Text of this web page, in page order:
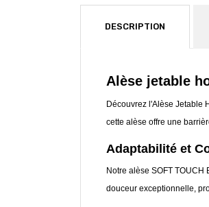
DESCRIPTION
Alèse jetable
Découvrez l'Alèse Jetable
cette alèse offre une
Adaptabilité et
Notre alèse SOFT
douceur exceptionnelle,